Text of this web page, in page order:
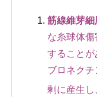
筋線維芽細
な糸球体
することが
ブロネク
剰に産生